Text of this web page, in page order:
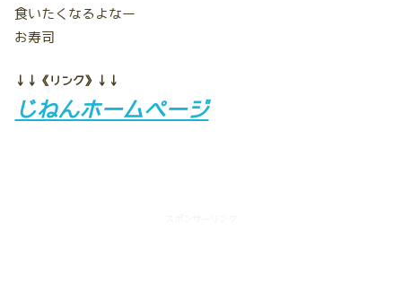
食いたくなるよなー
お寿司
↓↓《リンク》↓↓
じねんホームページ